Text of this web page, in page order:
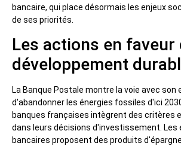
bancaire, qui place désormais les enjeux
de ses priorités.
Les actions en faveur
développement
La Banque Postale montre la voie avec son
d'abandonner les énergies fossiles d'ici
banques françaises intègrent des critères
dans leurs décisions d'investissement.
bancaires proposent des produits